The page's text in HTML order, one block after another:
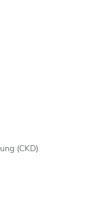
(CKD)